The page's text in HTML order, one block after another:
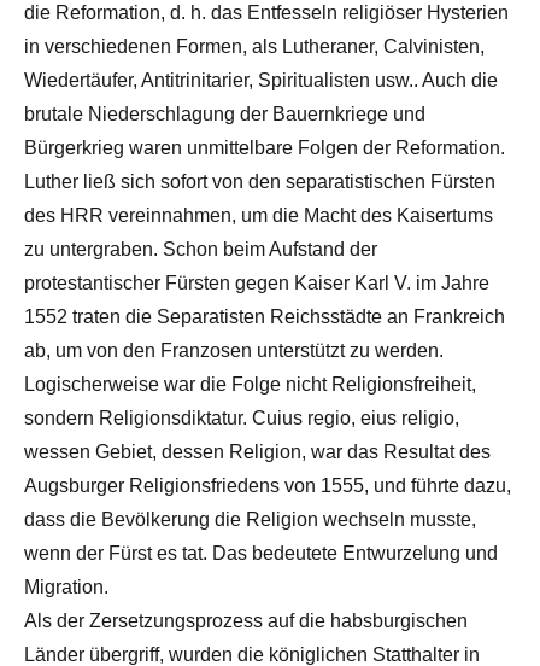
die Reformation, d. h. das Entfesseln religiöser Hysterien
in verschiedenen Formen, als Lutheraner, Calvinisten,
Wiedertäufer, Antitrinitarier, Spiritualisten usw.. Auch die
brutale Niederschlagung der Bauernkriege und
Bürgerkrieg waren unmittelbare Folgen der Reformation.
Luther ließ sich sofort von den separatistischen Fürsten
des HRR vereinnahmen, um die Macht des Kaisertums
zu untergraben. Schon beim Aufstand der
protestantischer Fürsten gegen Kaiser Karl V. im Jahre
1552 traten die Separatisten Reichsstädte an Frankreich
ab, um von den Franzosen unterstützt zu werden.
Logischerweise war die Folge nicht Religionsfreiheit,
sondern Religionsdiktatur. Cuius regio, eius religio,
wessen Gebiet, dessen Religion, war das Resultat des
Augsburger Religionsfriedens von 1555, und führte dazu,
dass die Bevölkerung die Religion wechseln musste,
wenn der Fürst es tat. Das bedeutete Entwurzelung und
Migration.
Als der Zersetzungsprozess auf die habsburgischen
Länder übergriff, wurden die königlichen Statthalter in